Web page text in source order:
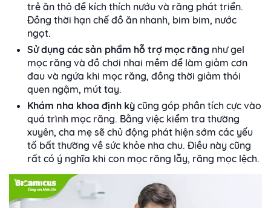
trẻ ăn thô để kích thích nướu và răng phát triển.
Đồng thời hạn chế đồ ăn nhanh, bim bim, nước
ngọt.
Sử dụng các sản phẩm hỗ trợ mọc răng như gel
mọc răng và đồ chơi nhai mềm để làm giảm cơn
đau và ngứa khi mọc răng, đồng thời giảm thói
quen ngậm, mút tay.
Khám nha khoa định kỳ cũng góp phần tích cực vào
quá trình mọc răng. Bằng việc kiểm tra thường
xuyên, cha mẹ sẽ chủ động phát hiện sớm các yếu
tố bất thường về sức khỏe nha chu. Điều này cũng
rất có ý nghĩa khi con mọc răng lẫy, răng mọc lệch.